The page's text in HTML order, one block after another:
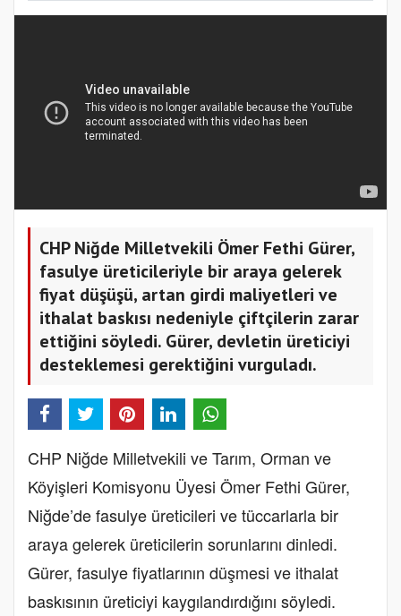
CHP Niğde Milletvekili Ömer Fethi Gürer,
fasulye üreticileriyle bir araya gelerek
fiyat düşüşü, artan girdi maliyetleri ve
ithalat baskısı nedeniyle çiftçilerin zarar
ettiğini söyledi. Gürer, devletin üreticiyi
desteklemesi gerektiğini vurguladı.
CHP Niğde Milletvekili ve Tarım, Orman ve
Köyişleri Komisyonu Üyesi Ömer Fethi Gürer,
Niğde’de fasulye üreticileri ve tüccarlarla bir
araya gelerek üreticilerin sorunlarını dinledi.
Gürer, fasulye fiyatlarının düşmesi ve ithalat
baskısının üreticiyi kaygılandırdığını söyledi.